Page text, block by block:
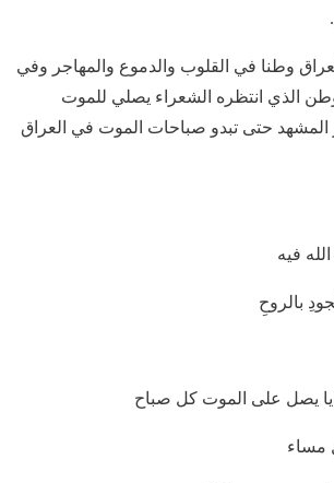
وطنا في القلوب والدموع والمهاجر وفي
الذي انتظره الشعراء يصلي للموت
المشهد حتى تبدو صباحات الموت في العراق
فيه
بالروحِ
يصل على الموت كل صباح
مساء